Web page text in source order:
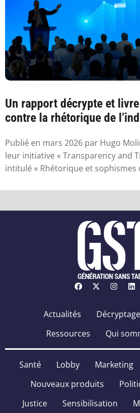
Un rapport décrypte et
contre la rhétorique de
Publié en mars 2026 par Hugo
leur initiative « Transparency and
intitulé « Rhétorique et sophismes
Actualités
Ressources
Qui
Santé Lobby Marketing
Nouveaux produits
Justice
Sensibilisation